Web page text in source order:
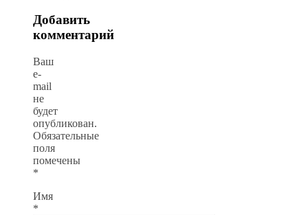
Добавить
комментарий
Ваш
e-
mail
не
будет
опубликован.
Обязательные
поля
помечены
*
Имя
*